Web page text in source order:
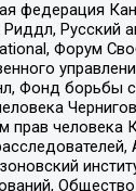
федерация
Русский
Форум
Фонд борьбы
прав человека